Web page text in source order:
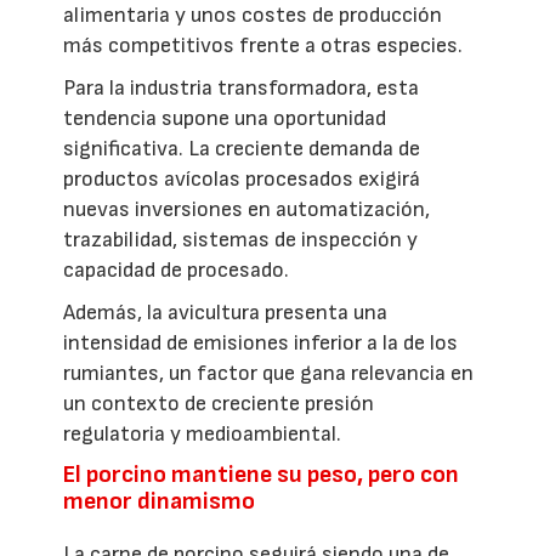
alimentaria y unos costes de producción
más competitivos frente a otras especies.
Para la industria transformadora, esta
tendencia supone una oportunidad
significativa. La creciente demanda de
productos avícolas procesados exigirá
nuevas inversiones en automatización,
trazabilidad, sistemas de inspección y
capacidad de procesado.
Además, la avicultura presenta una
intensidad de emisiones inferior a la de los
rumiantes, un factor que gana relevancia en
un contexto de creciente presión
regulatoria y medioambiental.
El porcino mantiene su peso, pero con
menor dinamismo